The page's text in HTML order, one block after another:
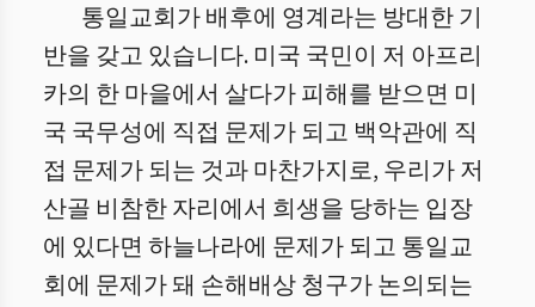
통일교회가 배후에 영계라는 방대한 기
반을 갖고 있습니다. 미국 국민이 저 아프리
카의 한 마을에서 살다가 피해를 받으면 미
국 국무성에 직접 문제가 되고 백악관에 직
접 문제가 되는 것과 마찬가지로, 우리가 저
산골 비참한 자리에서 희생을 당하는 입장
에 있다면 하늘나라에 문제가 되고 통일교
회에 문제가 돼 손해배상 청구가 논의되는